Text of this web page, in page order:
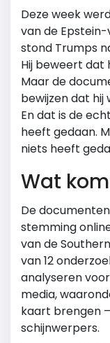
Deze week
van de
stond Trumps
Hij beweert dat
Maar de
bewijzen dat hij
En dat is de
heeft gedaan.
niets heeft
Wat
De
stemming
van de
van 12
analyseren
media,
kaart brengen
schijnwerpers.